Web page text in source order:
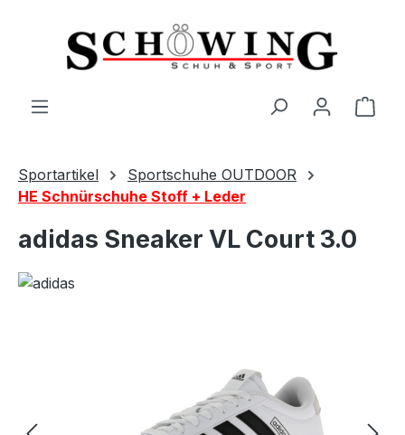
Zum Hauptinhalt springen
Sportartikel
Sportschuhe OUTDOOR
HE Schnürschuhe Stoff + Leder
adidas Sneaker VL Court 3.0